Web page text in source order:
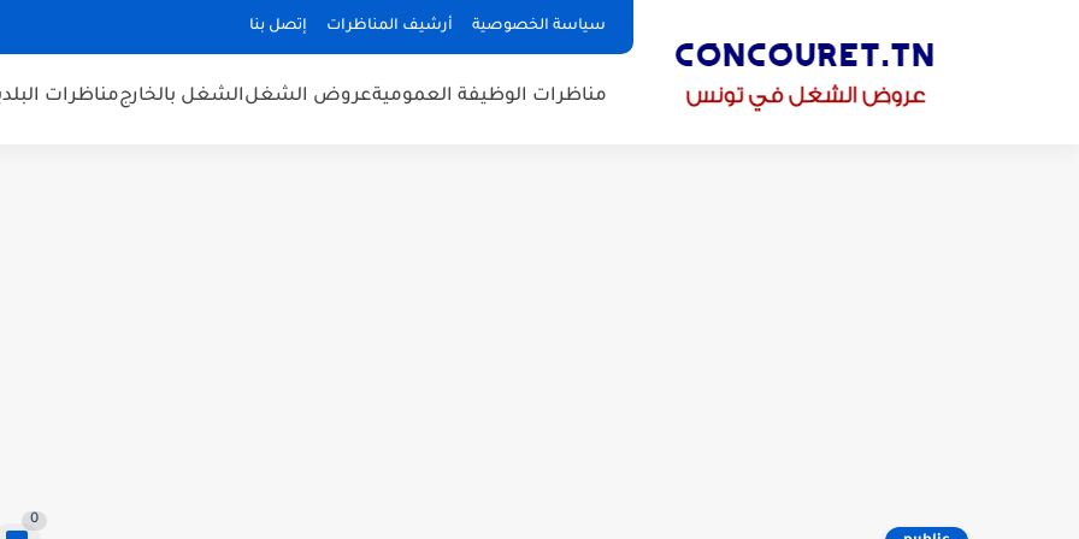
سياسة الخصوصية أرشيف المناظرات إتصل بنا
مناظرات الوظيفة العموميةعروض الشغلالشغل بالخارجمناظرات
0